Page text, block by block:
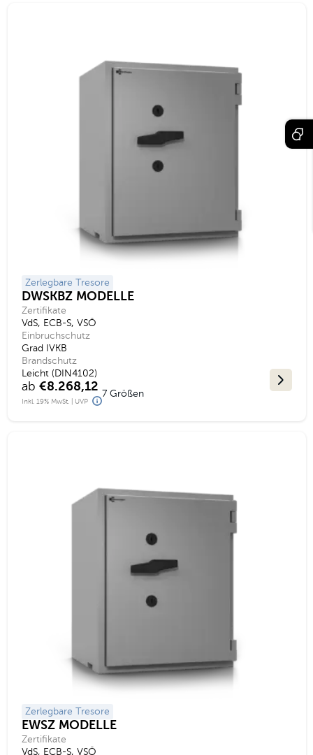
Zerlegbare Tresore
DWSKBZ MODELLE
Zertifikate
VdS, ECB-S, VSÖ
Einbruchschutz
Grad IVKB
Brandschutz
Leicht (DIN4102)
ab €8.268,12
Inkl. 19% MwSt. | UVP
7 Größen
Zerlegbare Tresore
EWSZ MODELLE
Zertifikate
VdS, ECB-S, VSÖ